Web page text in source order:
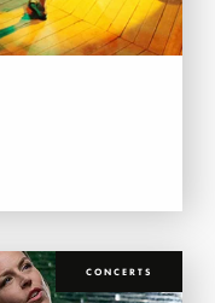
CONCERTS